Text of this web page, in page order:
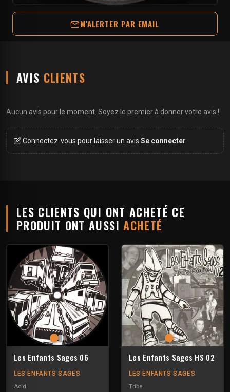
M'ALERTER PAR EMAIL
AVIS CLIENTS
Aucun avis pour le moment. Soyez le premier à donner votre avis !
Connectez-vous pour laisser un avis. Se connecter
LES CLIENTS QUI ONT ACHETÉ CE
PRODUIT ONT AUSSIACHETÉ
Les Enfants Sages 06
LES ENFANTS SAGES
Acid
Les Enfants Sages HS 02
LES ENFANTS SAGES
Tribe